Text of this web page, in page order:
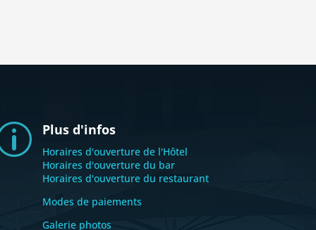
Plus d'infos
Horaires d'ouverture de l'Hôtel
Horaires d'ouverture du bar
Horaires d'ouverture du restaurant
Modes de paiements
Galerie photos